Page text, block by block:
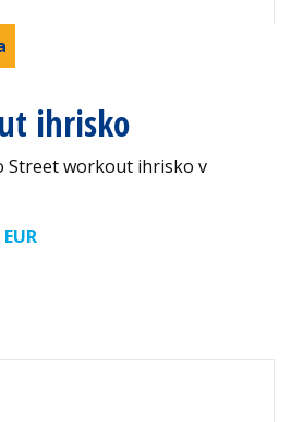
ihrisko
workout ihrisko v